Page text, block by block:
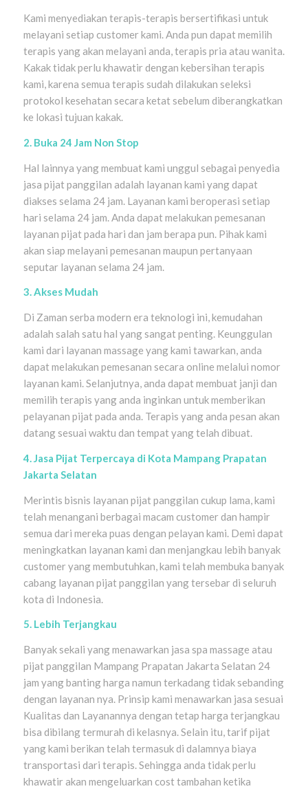
Kami menyediakan terapis-terapis bersertifikasi untuk
melayani setiap customer kami. Anda pun dapat memilih
terapis yang akan melayani anda, terapis pria atau wanita.
Kakak tidak perlu khawatir dengan kebersihan terapis
kami, karena semua terapis sudah dilakukan seleksi
protokol kesehatan secara ketat sebelum diberangkatkan
ke lokasi tujuan kakak.
2. Buka 24 Jam Non Stop
Hal lainnya yang membuat kami unggul sebagai penyedia
jasa pijat panggilan adalah layanan kami yang dapat
diakses selama 24 jam. Layanan kami beroperasi setiap
hari selama 24 jam. Anda dapat melakukan pemesanan
layanan pijat pada hari dan jam berapa pun. Pihak kami
akan siap melayani pemesanan maupun pertanyaan
seputar layanan selama 24 jam.
3. Akses Mudah
Di Zaman serba modern era teknologi ini, kemudahan
adalah salah satu hal yang sangat penting. Keunggulan
kami dari layanan massage yang kami tawarkan, anda
dapat melakukan pemesanan secara online melalui nomor
layanan kami. Selanjutnya, anda dapat membuat janji dan
memilih terapis yang anda inginkan untuk memberikan
pelayanan pijat pada anda. Terapis yang anda pesan akan
datang sesuai waktu dan tempat yang telah dibuat.
4. Jasa Pijat Terpercaya di Kota Mampang Prapatan
Jakarta Selatan
Merintis bisnis layanan pijat panggilan cukup lama, kami
telah menangani berbagai macam customer dan hampir
semua dari mereka puas dengan pelayan kami. Demi dapat
meningkatkan layanan kami dan menjangkau lebih banyak
customer yang membutuhkan, kami telah membuka banyak
cabang layanan pijat panggilan yang tersebar di seluruh
kota di Indonesia.
5. Lebih Terjangkau
Banyak sekali yang menawarkan jasa spa massage atau
pijat panggilan Mampang Prapatan Jakarta Selatan 24
jam yang banting harga namun terkadang tidak sebanding
dengan layanan nya. Prinsip kami menawarkan jasa sesuai
Kualitas dan Layanannya dengan tetap harga terjangkau
bisa dibilang termurah di kelasnya. Selain itu, tarif pijat
yang kami berikan telah termasuk di dalamnya biaya
transportasi dari terapis. Sehingga anda tidak perlu
khawatir akan mengeluarkan cost tambahan ketika